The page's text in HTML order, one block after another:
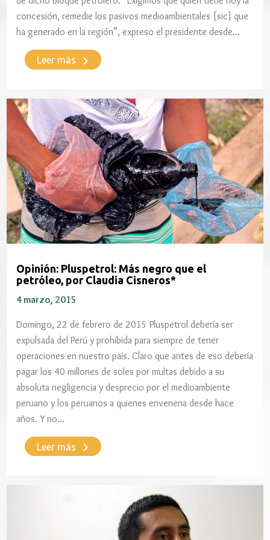
concesión, remedie los pasivos medioambientales [sic] que
ha generado en la región”, expreso el presidente desde…
Leer más keyboard_arrow_right
Opinión: Pluspetrol: Más negro que el
petróleo, por Claudia Cisneros*
4 marzo, 2015
Domingo, 22 de febrero de 2015 Pluspetrol debería ser
expulsada del Perú y prohibida para siempre de tener
operaciones en nuestro país. Claro que antes de eso debería
pagar los 40 millones de soles por multas debido a su
absoluta negligencia y desprecio por el medioambiente
peruano y los peruanos a quienes envenena desde hace
años. Y no…
Leer más keyboard_arrow_right